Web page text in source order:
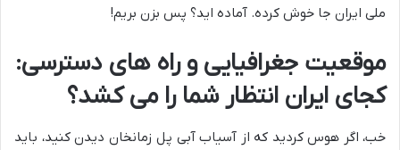
ملی ایران جا خوش کرده. آماده اید؟ پس بزن بریم!
موقعیت جغرافیایی و راه های دسترسی:
کجای ایران انتظار شما را می کشد؟
خب، اگر هوس کردید که از آسیاب آبی پل زمانخان دیدن کنید، باید